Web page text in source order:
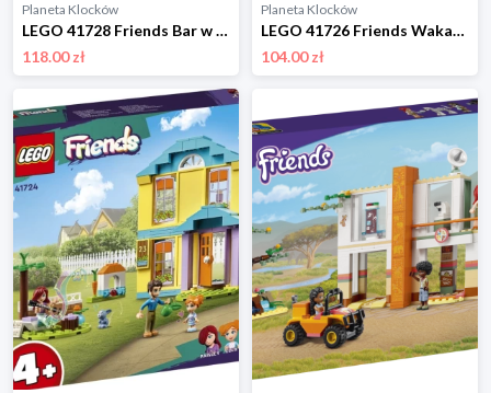
Planeta Klocków
LEGO 41728 Friends Bar w śródmieściu Heartlake Lego
118.00 zł
Planeta Klocków
LEGO 41726 Friends Wakacyjna wyprawa na biwak Lego
104.00 zł